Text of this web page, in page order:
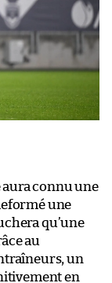
aura connu une
une
qu’une
au
un
en